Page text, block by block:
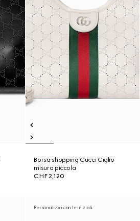
Borsa shopping Gucci Giglio
misura piccola
CHF 2,120
Personalizza con le iniziali